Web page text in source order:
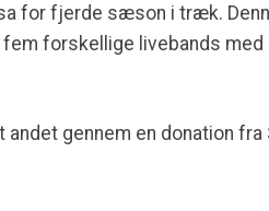
for fjerde sæson i træk.
forskellige livebands med
gennem en donation fra